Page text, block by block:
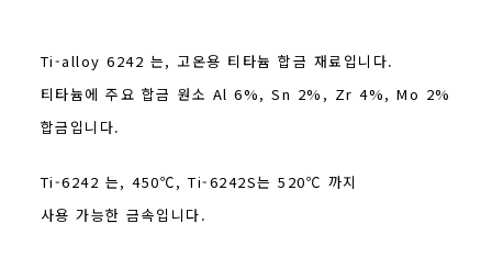
Ti-alloy 6242 는, 고온용 티타늄 합금 재료입니다.
티타늄에 주요 합금 원소 Al 6%, Sn 2%, Zr 4%, Mo 2%
합금입니다.
Ti-6242 는, 450℃, Ti-6242S는 520℃ 까지
사용 가능한 금속입니다.